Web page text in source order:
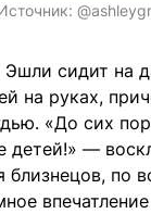
сидит на
на руках,
«До сих
детей!» —
по